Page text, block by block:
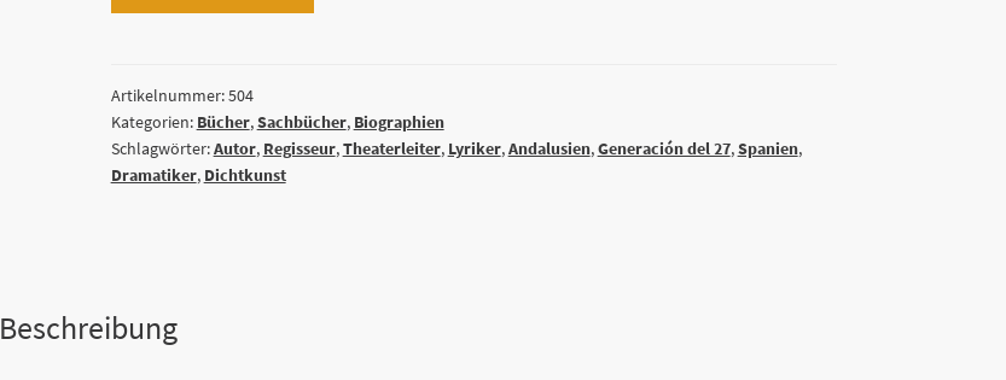
Erklärungen
zu
Dichtung
und
Lorca
Artikelnummer:504
Kategorien: Bücher,Sachbücher, Biographien
Schlagwörter:Autor, Regisseur,Theaterleiter, Lyriker,Andalusien,Generación del 27,Spanien,
Dramatiker, Dichtkunst
Beschreibung